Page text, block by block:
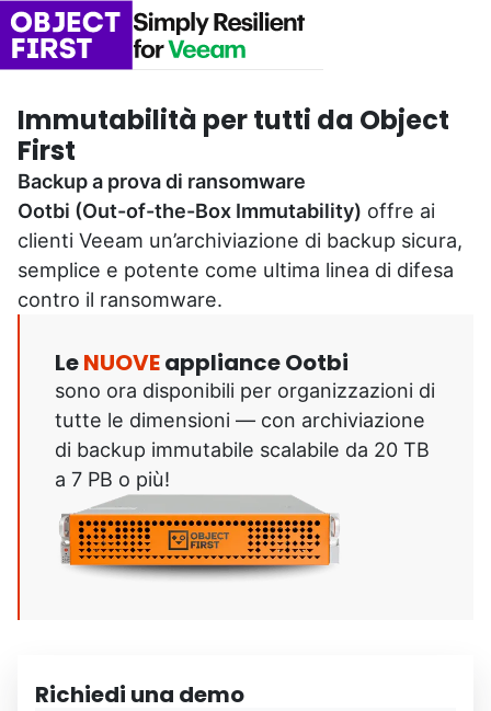
Immutabilità per tutti da Object
First
Backup a prova di ransomware
Ootbi (Out-of-the-Box Immutability) offre ai
clienti Veeam un’archiviazione di backup sicura,
semplice e potente come ultima linea di difesa
contro il ransomware.
LeNUOVEappliance Ootbi
sono ora disponibili per organizzazioni di
tutte le dimensioni — con archiviazione
di backup immutabile scalabile da 20 TB
a 7 PB o più!
Richiedi una demo
Confirm Email*
Confirm Email*
Partner Portal